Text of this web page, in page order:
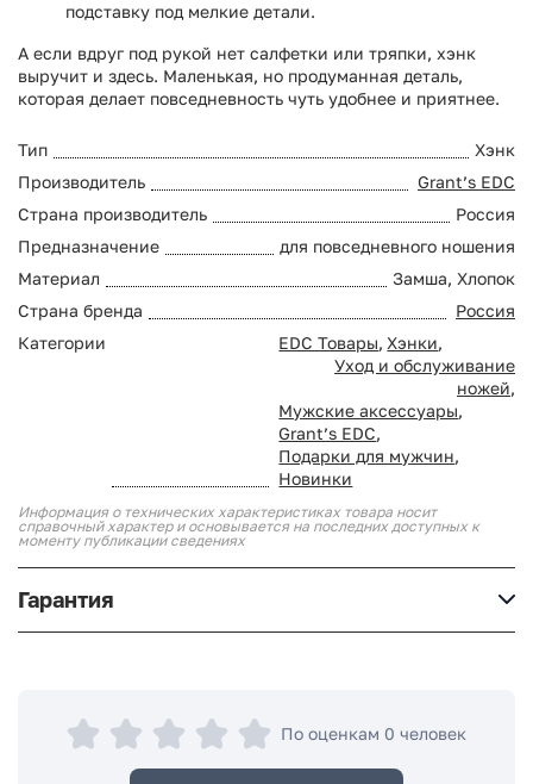
подставку под мелкие детали.
А если вдруг под рукой нет салфетки или тряпки, хэнк
выручит и здесь. Маленькая, но продуманная деталь,
которая делает повседневность чуть удобнее и приятнее.
Тип
Хэнк
Производитель
Grant’s EDC
Страна производитель
Россия
Предназначение
для повседневного ношения
Материал
Замша, Хлопок
Страна бренда
Россия
Категории
EDC Товары, Хэнки,
Уход и обслуживание
ножей,
Мужские аксессуары,
Grant’s EDC,
Подарки для мужчин,
Новинки
Информация о технических характеристиках товара носит
справочный характер и основывается на последних доступных к
моменту публикации сведениях
Гарантия
По оценкам 0 человек